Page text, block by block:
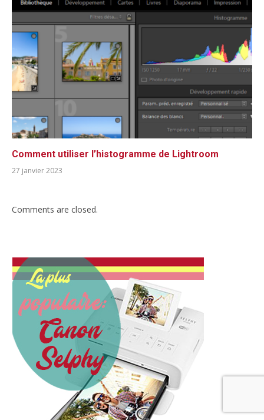
Comment utiliser l’histogramme de Lightroom
27 janvier 2023
Comments are closed.